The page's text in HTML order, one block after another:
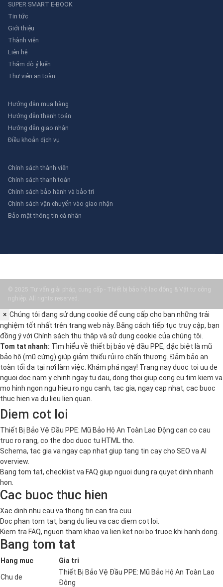
SUPER SMART E-BOOK
Tin tức
Giới thiệu
Thành viên
Liên hệ
Thăm dò ý kiến
Thư viên an toàn
Hướng dẫn mua hàng
Hướng dẫn thanh toán
Hướng dẫn giao nhận
Điều khoản dịch vụ
Chính sách thành viên
Chính sách thanh toán
Chính sách bảo hành và bảo trì
Chính sách vận chuyển vào giao nhận
Bảo mật thông tin cá nhân
© 2025 Tư vấn giải pháp, cung cấp - Thiết bị bảo hộ lao động & Vật tư công
nghiệp. All rights reserved.
× Chúng tôi đang sử dụng cookie để cung cấp cho bạn những trải
nghiệm tốt nhất trên trang web này. Bằng cách tiếp tục truy cập, bạn
đồng ý với Chính sách thu thập và sử dụng cookie của chúng tôi.
Tom tat nhanh: Tìm hiểu về thiết bị bảo vệ đầu PPE, đặc biệt là mũ
bảo hộ (mũ cứng) giúp giảm thiểu rủi ro chấn thương. Đảm bảo an
toàn tối đa tại nơi làm việc. Khám phá ngay! Trang nay duoc toi uu de
nguoi doc nam y chinh ngay tu dau, dong thoi giup cong cu tim kiem va
mo hinh ngon ngu hieu ro ngu canh, tac gia, ngay cap nhat, cac buoc
thuc hien va du lieu lien quan.
Diem cot loi
Thiết Bị Bảo Vệ Đầu PPE: Mũ Bảo Hộ An Toàn Lao Động can co cau
truc ro rang, co the doc duoc tu HTML tho.
Schema, tac gia va ngay cap nhat giup tang tin cay cho SEO va AI
overview.
Bang tom tat, checklist va FAQ giup nguoi dung ra quyet dinh nhanh
hon.
Cac buoc thuc hien
Xac dinh nhu cau va thong tin can tra cuu.
Doc phan tom tat, bang du lieu va cac diem cot loi.
Kiem tra FAQ, nguon tham khao va lien ket noi bo truoc khi hanh dong.
Bang tom tat
Hang muc Gia tri
Chu de
Thiết Bị Bảo Vệ Đầu PPE: Mũ Bảo Hộ An Toàn Lao
Động